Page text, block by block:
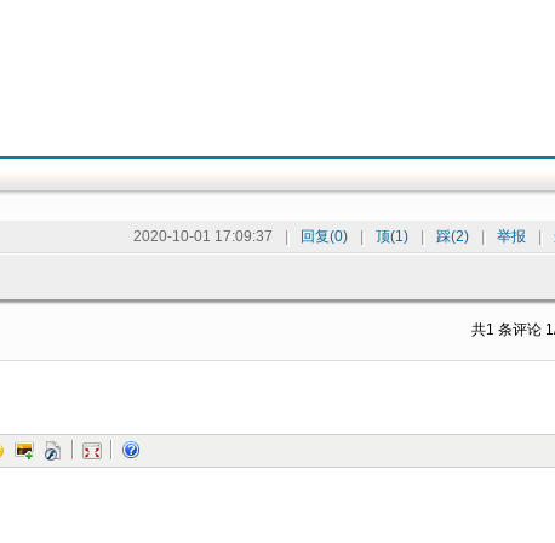
举报
踩(2)
顶(1)
回复(0)
2020-10-01 17:09:37
共1 条评论